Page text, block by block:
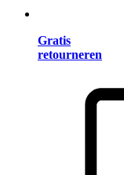
Gratis
retourneren